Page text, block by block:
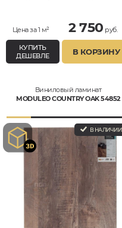
Цена за 1 м² 2 750 руб.
КУПИТЬ
ДЕШЕВЛЕ
В КОРЗИНУ
Виниловый ламинат
MODULEO COUNTRY OAK 54852
В НАЛИЧИИ